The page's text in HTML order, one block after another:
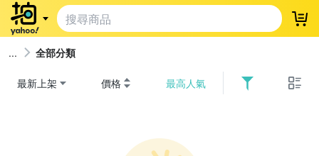
登
全部分類
最新上架 價格 最高人氣